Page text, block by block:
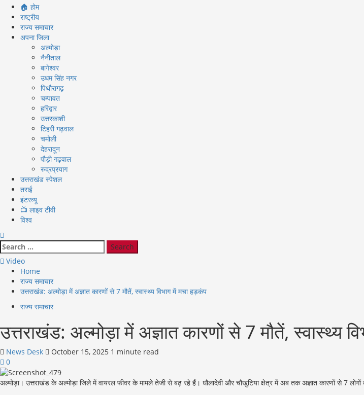
Primary
Menu
🏠 होम
राष्ट्रीय
राज्य समाचार
अपना जिला
अल्मोड़ा
नैनीताल
बागेश्वर
उधम सिंह नगर
पिथौरागढ़
चम्पावत
हरिद्वार
उत्तरकाशी
टिहरी गढ़वाल
चमोली
देहरादून
पौड़ी गढ़वाल
रुद्रप्रयाग
उत्तराखंड स्पेशल
तराई
इंटरव्यू
📺 लाइव टीवी
विश्व
Search
for:
Video
Home
राज्य समाचार
उत्तराखंड: अल्मोड़ा में अज्ञात कारणों से 7 मौतें, स्वास्थ्य विभाग में मचा हड़कंप
राज्य समाचार
उत्तराखंड: अल्मोड़ा में अज्ञात कारणों से 7 मौतें, स्वास्थ्य
News Desk October 15, 2025 1 minute read
0
अल्मोड़ा। उत्तराखंड के अल्मोड़ा जिले में वायरल फीवर के मामले तेजी से बढ़ रहे हैं। धौलादेवी और चौखुटिया क्षेत्र में अब तक अज्ञात कारणों से 7